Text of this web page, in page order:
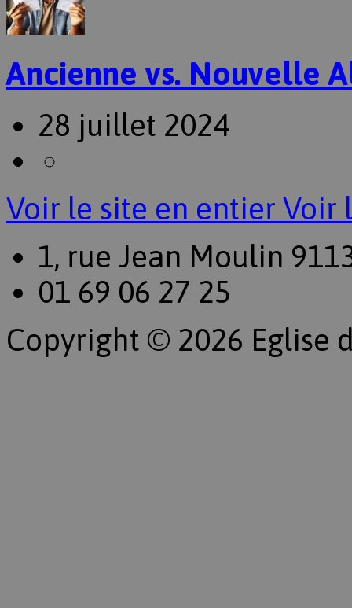
Ancienne vs. Nouvelle
28 juillet 2024
Voir le site en entier Voir
1, rue Jean Moulin
01 69 06 27 25
Copyright © 2026 Eglise